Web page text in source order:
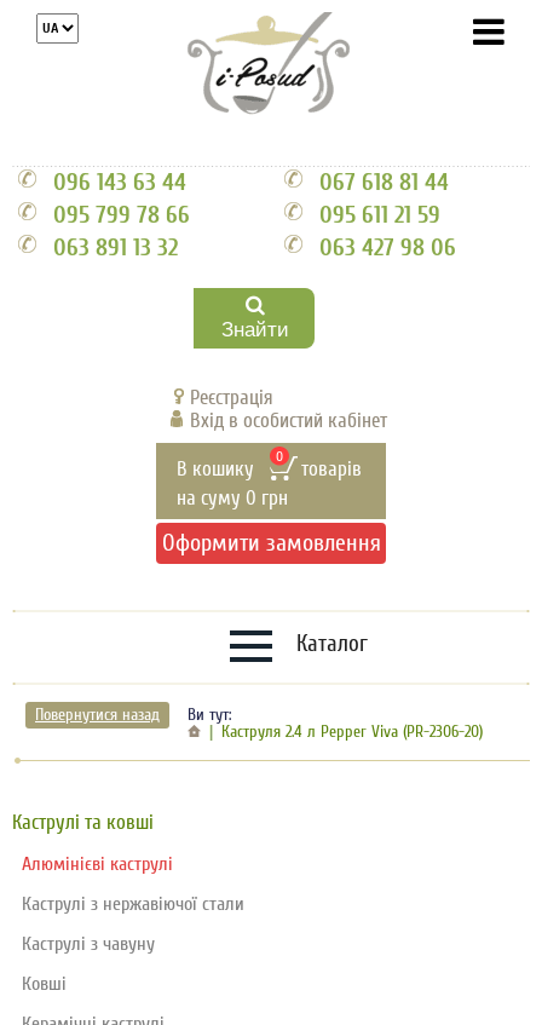
096 143 63 44
095 799 78 66
063 891 13 32
067 618 81 44
095 611 21 59
063 427 98 06
Знайти
Реєстрація
Вхід в особистий кабінет
В кошику
0
товарів
на суму 0 грн
Оформити замовлення
Каталог
Повернутися назад
Ви тут:
Каструля 2.4 л Pepper Viva (PR-2306-20)
Каструлі та ковші
Алюмінієві каструлі
Каструлі з нержавіючої стали
Каструлі з чавуну
Ковші